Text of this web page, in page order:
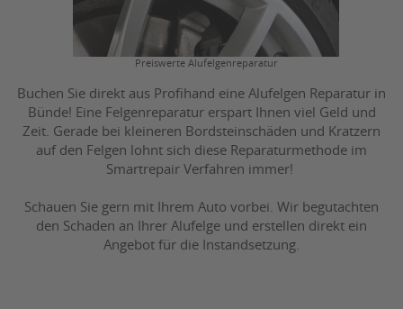
Preiswerte Alufelgenreparatur
Buchen Sie direkt aus Profihand eine Alufelgen Reparatur in
Bünde! Eine Felgenreparatur erspart Ihnen viel Geld und
Zeit. Gerade bei kleineren Bordsteinschäden und Kratzern
auf den Felgen lohnt sich diese Reparaturmethode im
Smartrepair Verfahren immer!
Schauen Sie gern mit Ihrem Auto vorbei. Wir begutachten
den Schaden an Ihrer Alufelge und erstellen direkt ein
Angebot für die Instandsetzung.